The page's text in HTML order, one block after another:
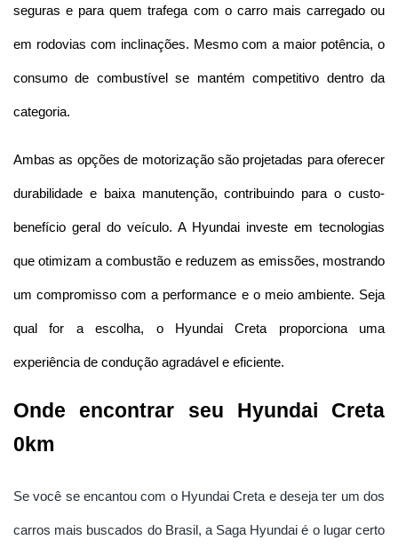
seguras e para quem trafega com o carro mais carregado ou
em rodovias com inclinações. Mesmo com a maior potência, o
consumo de combustível se mantém competitivo dentro da
categoria.
Ambas as opções de motorização são projetadas para oferecer
durabilidade e baixa manutenção, contribuindo para o custo-
benefício geral do veículo. A Hyundai investe em tecnologias
que otimizam a combustão e reduzem as emissões, mostrando
um compromisso com a performance e o meio ambiente. Seja
qual for a escolha, o Hyundai Creta proporciona uma
experiência de condução agradável e eficiente.
Onde encontrar seu Hyundai Creta
0km
Se você se encantou com o Hyundai Creta e deseja ter um dos
carros mais buscados do Brasil, a Saga Hyundai é o lugar certo